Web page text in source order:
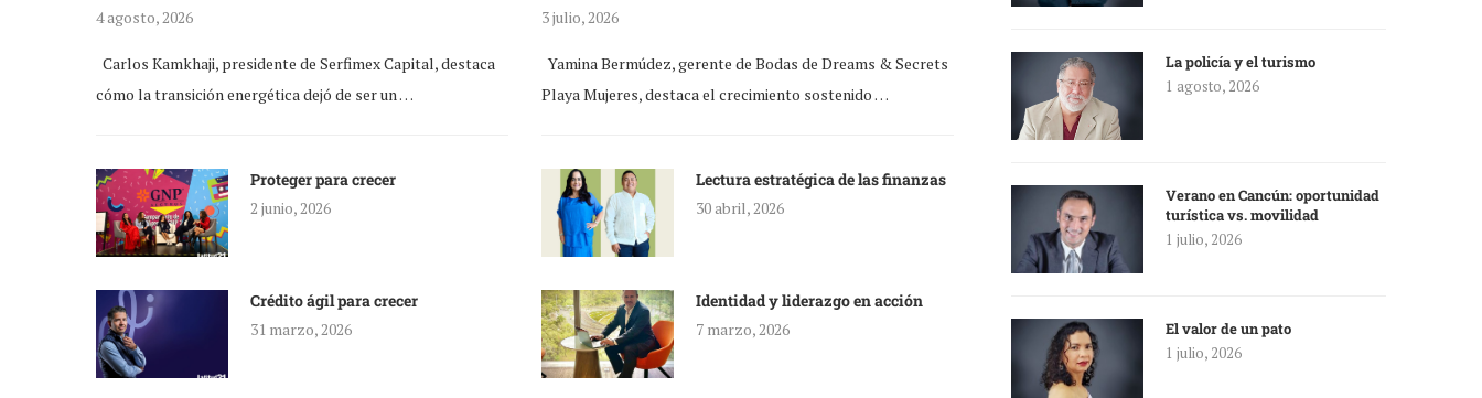
4 agosto, 2026
Carlos Kamkhaji, presidente de Serfimex Capital, destaca
cómo la transición energética dejó de ser un …
3 julio, 2026
Yamina Bermúdez, gerente de Bodas de Dreams & Secrets
Playa Mujeres, destaca el crecimiento sostenido …
Proteger para crecer
2 junio, 2026
Lectura estratégica de las finanzas
30 abril, 2026
Crédito ágil para crecer
31 marzo, 2026
Identidad y liderazgo en acción
7 marzo, 2026
La policía y el turismo
1 agosto, 2026
Verano en Cancún: oportunidad
turística vs. movilidad
1 julio, 2026
El valor de un pato
1 julio, 2026